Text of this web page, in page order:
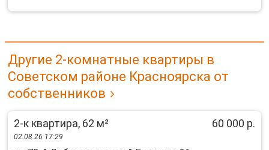
Другие 2-комнатные квартиры в
Советском районе Красноярска от
собственников
2-к квартира, 62 м² 60 000 р.
02.08.26 17:29